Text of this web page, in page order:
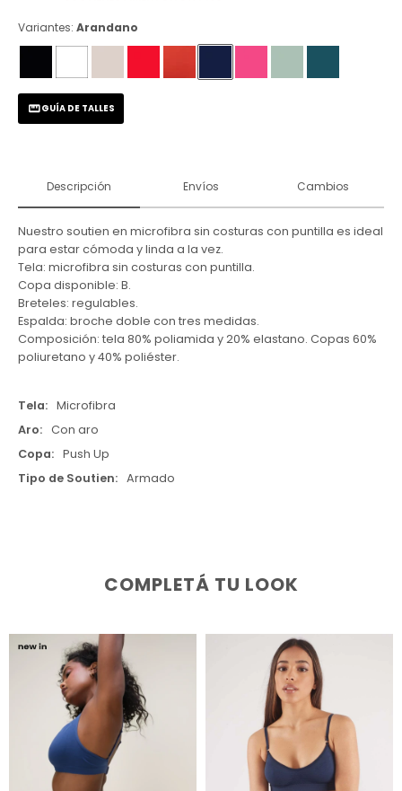
Variantes: Arandano
GUÍA DE TALLES
Descripción Envíos Cambios
Nuestro soutien en microfibra sin costuras con puntilla es ideal
para estar cómoda y linda a la vez.
Tela: microfibra sin costuras con puntilla.
Copa disponible: B.
Breteles: regulables.
Espalda: broche doble con tres medidas.
Composición: tela 80% poliamida y 20% elastano. Copas 60%
poliuretano y 40% poliéster.
Tela
Microfibra
Aro
Con aro
Copa
Push Up
Tipo de Soutien
Armado
COMPLETÁ TU LOOK